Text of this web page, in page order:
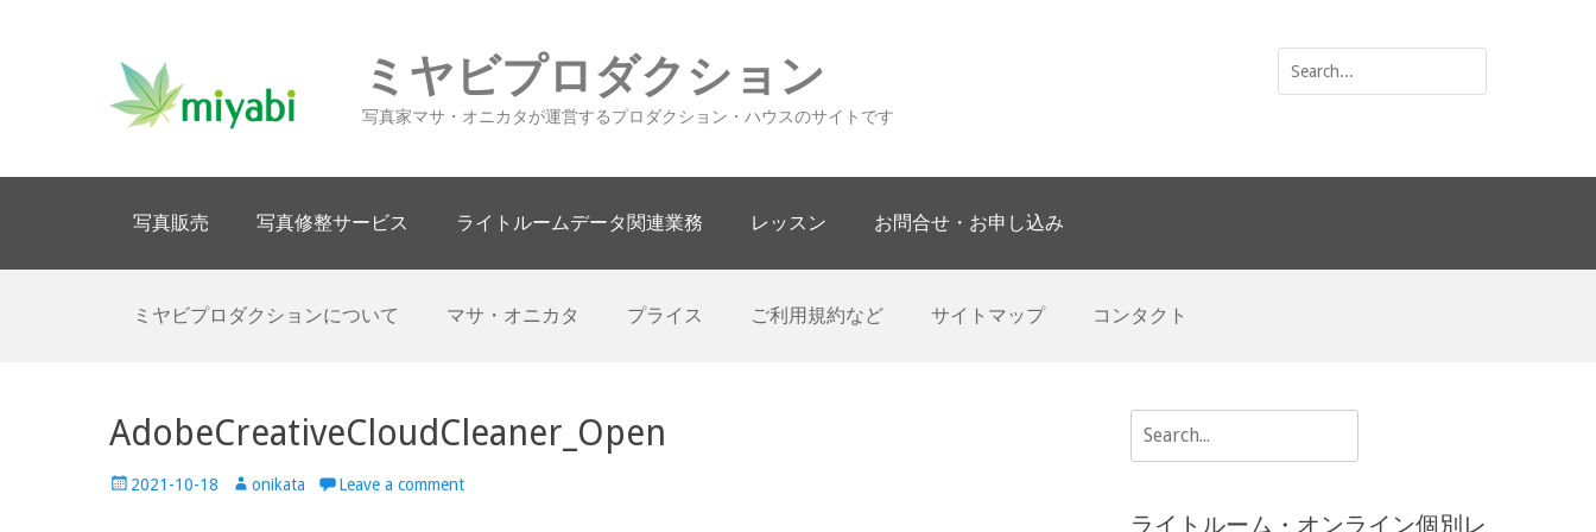
ミヤビプロダクション
写真家マサ・オニカタが運営するプロダクション・ハウスのサイトです
Search
for:
content
写真販売 写真修整サービス ライトルームデータ関連業務 レッスン お問合せ・お申し込み
ミヤビプロダクションについて マサ・オニカタ プライス ご利用規約など サイトマップ コンタクト
AdobeCreativeCloudCleaner_Open
Posted
2021-10-18 Author
onikata Leave a comment
Search
for:
ライトルーム・オンライン個別レ